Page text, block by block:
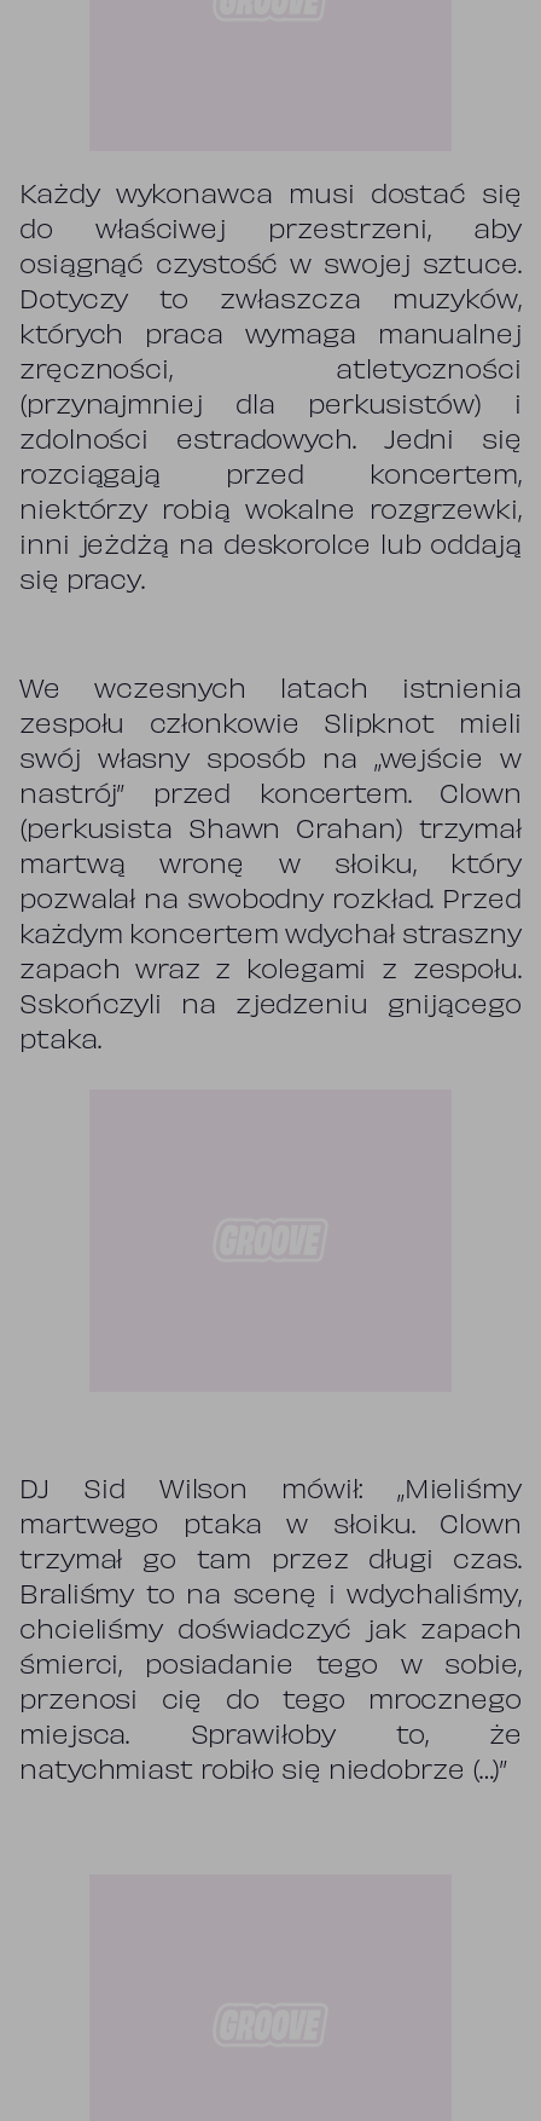
Każdy wykonawca musi dostać się
do właściwej przestrzeni, aby
osiągnąć czystość w swojej sztuce.
Dotyczy to zwłaszcza muzyków,
których praca wymaga manualnej
zręczności, atletyczności
(przynajmniej dla perkusistów) i
zdolności estradowych. Jedni się
rozciągają przed koncertem,
niektórzy robią wokalne rozgrzewki,
inni jeżdżą na deskorolce lub oddają
się pracy.
We wczesnych latach istnienia
zespołu członkowie Slipknot mieli
swój własny sposób na „wejście w
nastrój” przed koncertem. Clown
(perkusista Shawn Crahan) trzymał
martwą wronę w słoiku, który
pozwalał na swobodny rozkład. Przed
każdym koncertem wdychał straszny
zapach wraz z kolegami z zespołu.
Sskończyli na zjedzeniu gnijącego
ptaka.
DJ Sid Wilson mówił: „Mieliśmy
martwego ptaka w słoiku. Clown
trzymał go tam przez długi czas.
Braliśmy to na scenę i wdychaliśmy,
chcieliśmy doświadczyć jak zapach
śmierci, posiadanie tego w sobie,
przenosi cię do tego mrocznego
miejsca. Sprawiłoby to, że
natychmiast robiło się niedobrze (…)”